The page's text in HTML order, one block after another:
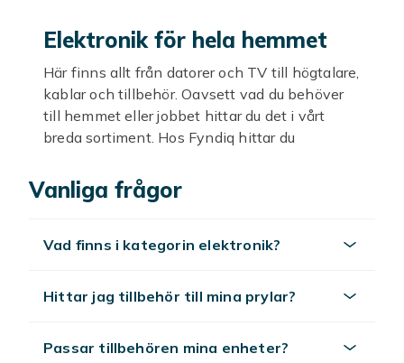
Elektronik för hela hemmet
Här finns allt från datorer och TV till högtalare,
kablar och tillbehör. Oavsett vad du behöver
till hemmet eller jobbet hittar du det i vårt
breda sortiment. Hos Fyndiq hittar du
Ett brett sortiment
datorer, TV, högtalare, kablar, minneskort,
prylarna och det du behöver för att använda
ett ställe.
Vanliga frågor
Vad finns i kategorin elektronik?
Hittar jag tillbehör till mina prylar?
Passar tillbehören mina enheter?